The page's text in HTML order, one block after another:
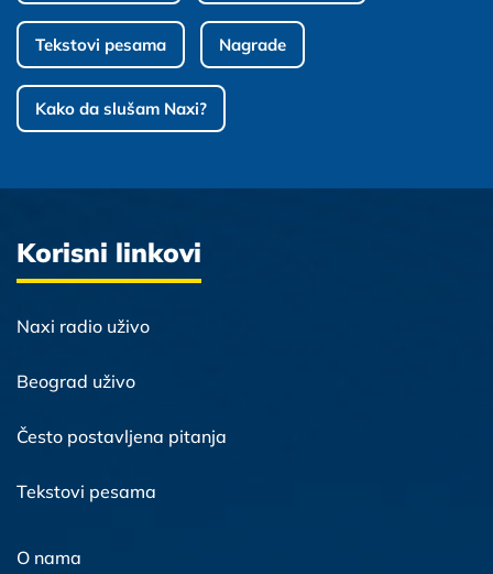
Tekstovi pesama Nagrade
Kako da slušam Naxi?
Korisni linkovi
Naxi radio uživo
Beograd uživo
Često postavljena pitanja
Tekstovi pesama
O nama